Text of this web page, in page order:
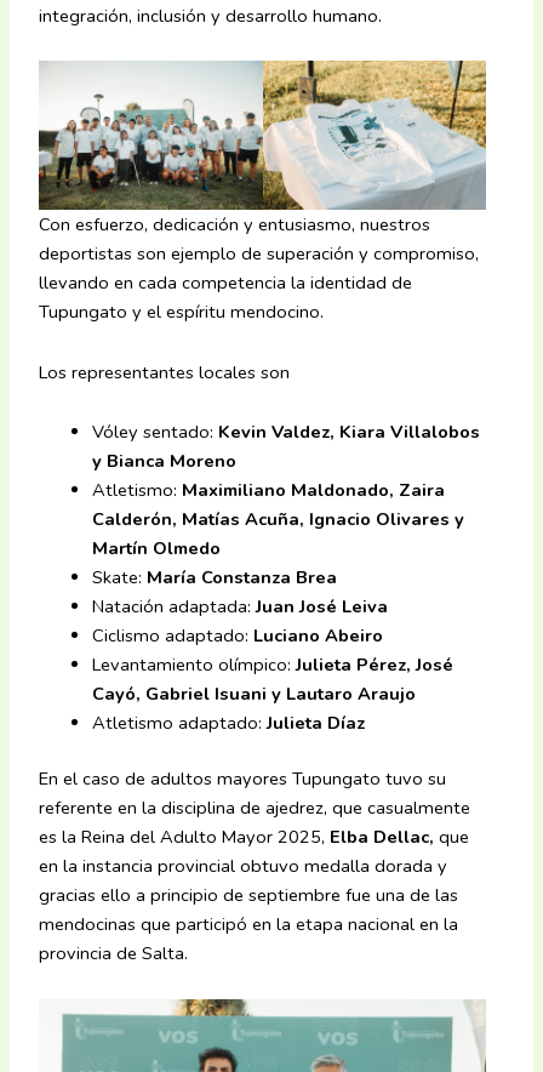
integración, inclusión y desarrollo humano.
Con esfuerzo, dedicación y entusiasmo, nuestros
deportistas son ejemplo de superación y compromiso,
llevando en cada competencia la identidad de
Tupungato y el espíritu mendocino.
Los representantes locales son
Vóley sentado: Kevin Valdez, Kiara Villalobos
y Bianca Moreno
Atletismo: Maximiliano Maldonado, Zaira
Calderón, Matías Acuña, Ignacio Olivares y
Martín Olmedo
Skate: María Constanza Brea
Natación adaptada:Juan José Leiva
Ciclismo adaptado: Luciano Abeiro
Levantamiento olímpico:Julieta Pérez, José
Cayó, Gabriel Isuani y Lautaro Araujo
Atletismo adaptado:Julieta Díaz
En el caso de adultos mayores Tupungato tuvo su
referente en la disciplina de ajedrez, que casualmente
es la Reina del Adulto Mayor 2025, Elba Dellac,que
en la instancia provincial obtuvo medalla dorada y
gracias ello a principio de septiembre fue una de las
mendocinas que participó en la etapa nacional en la
provincia de Salta.